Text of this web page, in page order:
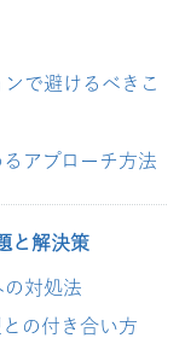
で避けるべきこ
アプローチ方法
と解決策
対処法
の付き合い方